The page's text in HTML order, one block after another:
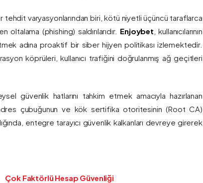
tehdit varyasyonlarından biri, kötü niyetli üçüncü taraflarca
(phishing) saldırılarıdır. Enjoybet , kullanıcılarının
adına proaktif bir siber hijyen politikası izlemektedir.
köprüleri, kullanıcı trafiğini doğrulanmış ağ geçitleri
güvenlik hatlarını tahkim etmek amacıyla hazırlanan
çubuğunun ve kök sertifika otoritesinin (Root CA)
entegre tarayıcı güvenlik kalkanları devreye girerek
Çok Faktörlü Hesap Güvenliği